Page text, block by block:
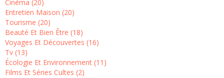
Cinéma (20)
Entretien Maison (20)
Tourisme (20)
Beauté Et Bien Être (18)
Voyages Et Découvertes (16)
Tv (13)
Écologie Et Environnement (11)
Films Et Séries Cultes (2)